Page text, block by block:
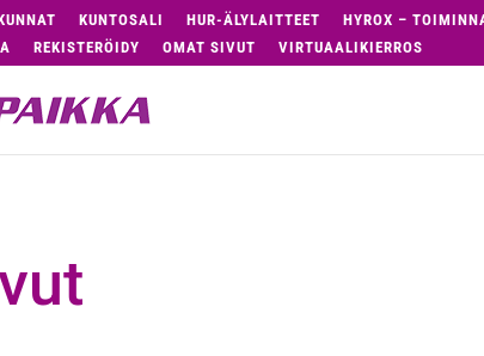
KUNTOSALI HUR-ÄLYLAITTEET HYROX –
REKISTERÖIDY OMAT SIVUT VIRTUAALIKIERROS